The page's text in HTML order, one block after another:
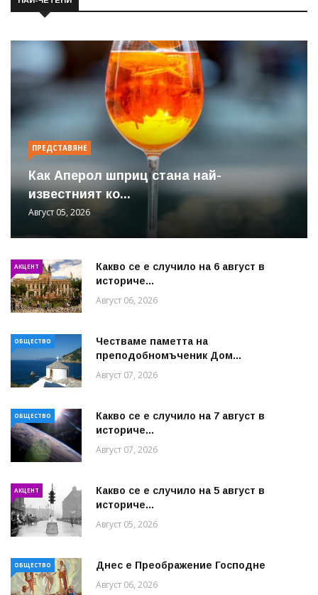
ПРЕДСТАВЯНЕ
Как Аперол шприц стана най-
известният ко...
Август 05, 2026
АКЦЕНТ
Какво се е случило на 6 август в
историче...
Август 06, 2026
ОБЩЕСТВО
Честваме паметта на
преподобномъченик Дом...
Август 07, 2026
ОБЩЕСТВО
Какво се е случило на 7 август в
историче...
Август 07, 2026
АКЦЕНТ
Какво се е случило на 5 август в
историче...
Август 05, 2026
ОБЩЕСТВО Днес е Преображение Господне
Август 06, 2026